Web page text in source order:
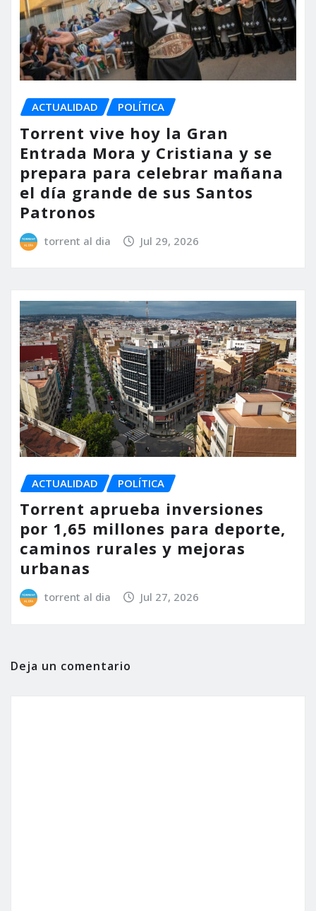
ACTUALIDAD POLÍTICA
Torrent vive hoy la Gran
Entrada Mora y Cristiana y se
prepara para celebrar mañana
el día grande de sus Santos
Patronos
torrent al dia Jul 29, 2026
ACTUALIDAD POLÍTICA
Torrent aprueba inversiones
por 1,65 millones para deporte,
caminos rurales y mejoras
urbanas
torrent al dia Jul 27, 2026
Deja un comentario